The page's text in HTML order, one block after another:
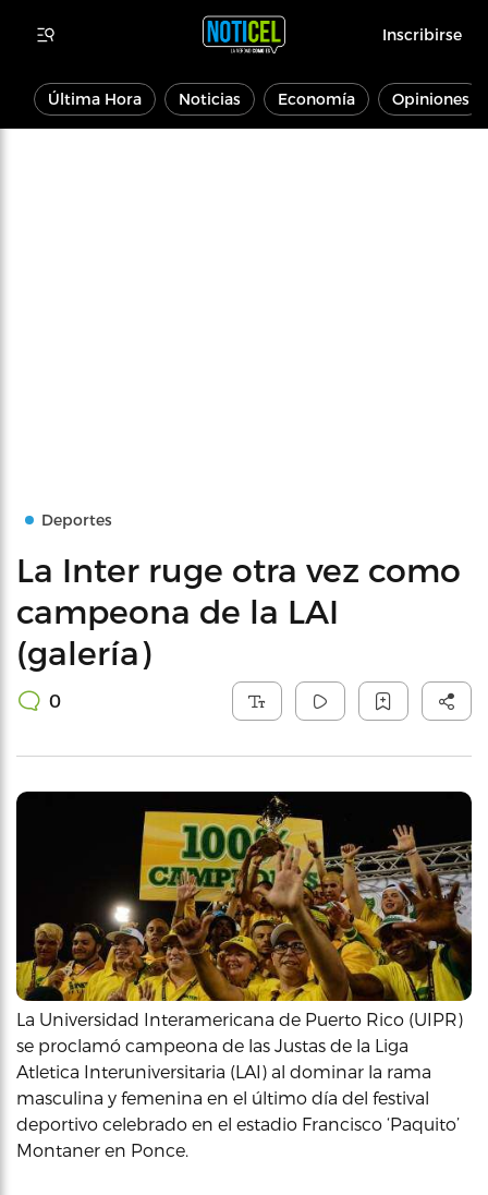
Inscribirse
Última Hora Noticias Economía Opiniones
Deportes
La Inter ruge otra vez como
campeona de la LAI
(galería)
0
La Universidad Interamericana de Puerto Rico (UIPR)
se proclamó campeona de las Justas de la Liga
Atletica Interuniversitaria (LAI) al dominar la rama
masculina y femenina en el último día del festival
deportivo celebrado en el estadio Francisco ‘Paquito’
Montaner en Ponce.